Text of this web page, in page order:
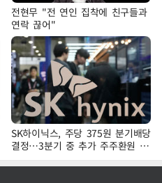
전현무 "전 연인 집착에 친구들과
연락 끊어"
SK하이닉스, 주당 375원 분기배당
결정…3분기 중 추가 주주환원 발
표